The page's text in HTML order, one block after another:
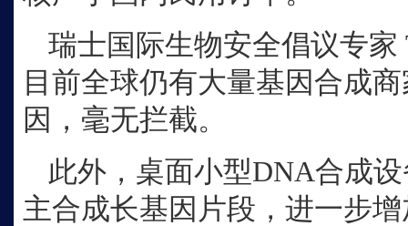
瑞士国际生物安全倡议专家
目前全球仍有大量基因合成
因，毫无拦截。
此外，桌面小型DNA合成
主合成长基因片段，进一步